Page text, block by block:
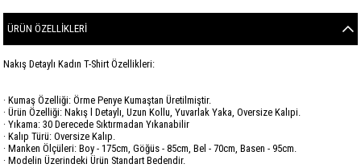
ÜRÜN ÖZELLIKLERI
Nakış Detaylı Kadın T-Shirt Özellikleri:
· Kumaş Özelliği: Örme Penye Kumaştan Üretilmiştir.
· Ürün Özelliği: Nakış l Detaylı, Uzun Kollu, Yuvarlak Yaka, Oversize Kalıpi.
· Yıkama: 30 Derecede Sıktırmadan Yıkanabilir
· Kalıp Türü: Oversize Kalıp.
· Manken Ölçüleri: Boy - 175cm, Göğüs - 85cm, Bel - 70cm, Basen - 95cm.
· Modelin Üzerindeki Ürün Standart Bedendir.